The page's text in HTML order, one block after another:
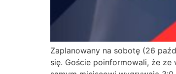
Zaplanowany na sobotę (26
się. Goście poinformowali, że ze